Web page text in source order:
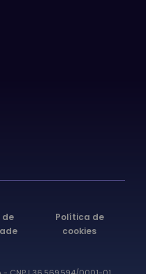
de
Política de
cookies